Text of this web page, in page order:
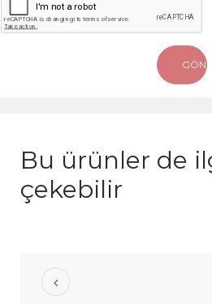
Bu ürünler de
çekebilir